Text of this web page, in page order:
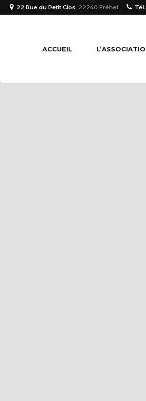
22 Rue du Petit Clos 22240 Fréhel Tél.:
ACCUEIL